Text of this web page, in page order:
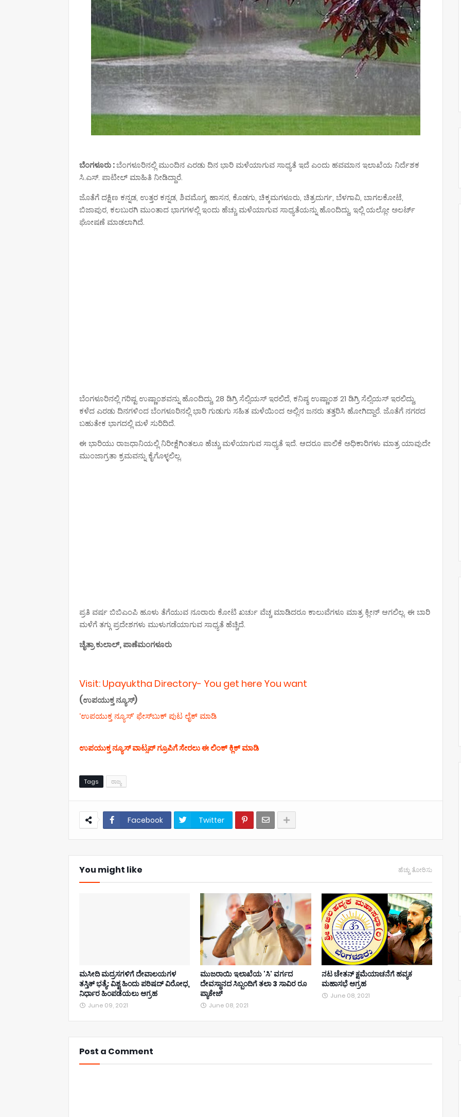
ಬೆಂಗಳೂರು :ಬೆಂಗಳೂರಿನಲ್ಲಿ ಮುಂದಿನ ಎರಡು ದಿನ ಭಾರಿ ಮಳೆಯಾಗುವ ಸಾಧ್ಯತೆ ಇದೆ ಎಂದು ಹವಮಾನ ಇಲಾಖೆಯ ನಿರ್ದೆಶಕ
ಸಿ.ಎಸ್. ಪಾಟೀಲ್ ಮಾಹಿತಿ ನೀಡಿದ್ದಾರೆ.
ಜೊತೆಗೆ ದಕ್ಷಿಣ ಕನ್ನಡ, ಉತ್ತರ ಕನ್ನಡ, ಶಿವಮೊಗ್ಗ, ಹಾಸನ, ಕೊಡಗು, ಚಿಕ್ಕಮಗಳೂರು, ಚಿತ್ರದುರ್ಗ, ಬೆಳಗಾವಿ, ಬಾಗಲಕೋಟೆ,
ಬಿಜಾಪುರ, ಕಲಬುರಗಿ ಮುಂತಾದ ಭಾಗಗಳಲ್ಲಿ ಇಂದು ಹೆಚ್ಚು ಮಳೆಯಾಗುವ ಸಾಧ್ಯತೆಯನ್ನು ಹೊಂದಿದ್ದು, ಇಲ್ಲಿ ಯಲ್ಲೋ ಅಲರ್ಟ್
ಘೋಷಣೆ ಮಾಡಲಾಗಿದೆ.
ಬೆಂಗಳೂರಿನಲ್ಲಿ ಗರಿಷ್ಟ ಉಷ್ಣಾಂಶವನ್ನು ಹೊಂದಿದ್ದು, 28 ಡಿಗ್ರಿ ಸೆಲ್ಸಿಯಸ್ ಇರಲಿದೆ, ಕನಿಷ್ಠ ಉಷ್ಣಾಂಶ 21 ಡಿಗ್ರಿ ಸೆಲ್ಸಿಯಸ್ ಇರಲಿದ್ದು,
ಕಳೆದ ಎರಡು ದಿನಗಳಿಂದ ಬೆಂಗಳೂರಿನಲ್ಲಿ ಭಾರಿ ಗುಡುಗು ಸಹಿತ ಮಳೆಯಿಂದ ಅಲ್ಲಿನ ಜನರು ತತ್ತರಿಸಿ ಹೋಗಿದ್ದಾರೆ. ಜೊತೆಗೆ ನಗರದ
ಬಹುತೇಕ ಭಾಗದಲ್ಲಿ ಮಳೆ ಸುರಿದಿದೆ.
ಈ ಭಾರಿಯು ರಾಜಧಾನಿಯಲ್ಲಿ ನಿರೀಕ್ಷೆಗಿಂತಲೂ ಹೆಚ್ಚು ಮಳೆಯಾಗುವ ಸಾಧ್ಯತೆ ಇದೆ. ಆದರೂ ಪಾಲಿಕೆ ಅಧಿಕಾರಿಗಳು ಮಾತ್ರ ಯಾವುದೇ
ಮುಂಜಾಗ್ರತಾ ಕ್ರಮವನ್ನು ಕೈಗೊಳ್ಳಲಿಲ್ಲ.
ಪ್ರತಿ ವರ್ಷ ಬಿಬಿಎಂಪಿ ಹೂಳು ತೆಗೆಯುವ ನೂರಾರು ಕೋಟಿ ಖರ್ಚು ವೆಚ್ಚ ಮಾಡಿದರೂ ಕಾಲುವೆಗಳೂ ಮಾತ್ರ ಕ್ಲೀನ್ ಆಗಲಿಲ್ಲ. ಈ ಬಾರಿ
ಮಳೆಗೆ ತಗ್ಗು ಪ್ರದೇಶಗಳು ಮುಳುಗಡೆಯಾಗುವ ಸಾಧ್ಯತೆ ಹೆಚ್ಚಿದೆ.
ಚೈತ್ರಾ ಕುಲಾಲ್, ಪಾಣೆಮಂಗಳೂರು
Visit: Upayuktha Directory- You get here You want
(ಉಪಯುಕ್ತ ನ್ಯೂಸ್)
‘ಉಪಯುಕ್ತ ನ್ಯೂಸ್‌’ ಫೇಸ್‌ಬುಕ್ ಪುಟ ಲೈಕ್ ಮಾಡಿ
ಉಪಯುಕ್ತ ನ್ಯೂಸ್‌ ವಾಟ್ಸಪ್‌ ಗ್ರೂಪಿಗೆ ಸೇರಲು ಈ ಲಿಂಕ್ ಕ್ಲಿಕ್ ಮಾಡಿ
Tags ರಾಜ್ಯ
Facebook Twitter
You might like ಹೆಚ್ಚು ತೋರಿಸು
ಮಸೀದಿ ಮದ್ರಸಗಳಿಗೆ ದೇವಾಲಯಗಳ
ತಸ್ತಿಕ್ ಭತ್ಯೆ: ವಿಶ್ವ ಹಿಂದು ಪರಿಷದ್ ವಿರೋಧ,
ನಿರ್ಧಾರ ಹಿಂಪಡೆಯಲು ಆಗ್ರಹ
June 09, 2021
ಮುಜರಾಯಿ ಇಲಾಖೆಯ 'ಸಿ' ವರ್ಗದ
ದೇವಸ್ಥಾನದ ಸಿಬ್ಬಂದಿಗೆ ತಲಾ 3 ಸಾವಿರ ರೂ
ಪ್ಯಾಕೇಜ್
June 08, 2021
ನಟ ಚೇತನ್ ಕ್ಷಮೆಯಾಚನೆಗೆ ಹವ್ಯಕ
ಮಹಾಸಭೆ ಆಗ್ರಹ
June 08, 2021
Post a Comment